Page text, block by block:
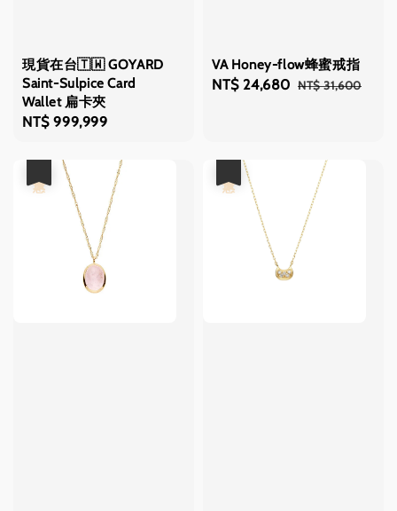
現貨在台🇹🇼 GOYARD
Saint-Sulpice Card
Wallet 扁卡夾
Regular
NT$ 999,999
VA Honey-flow蜂蜜戒指
Sale
NT$ 24,680 Regular
NT$ 31,600